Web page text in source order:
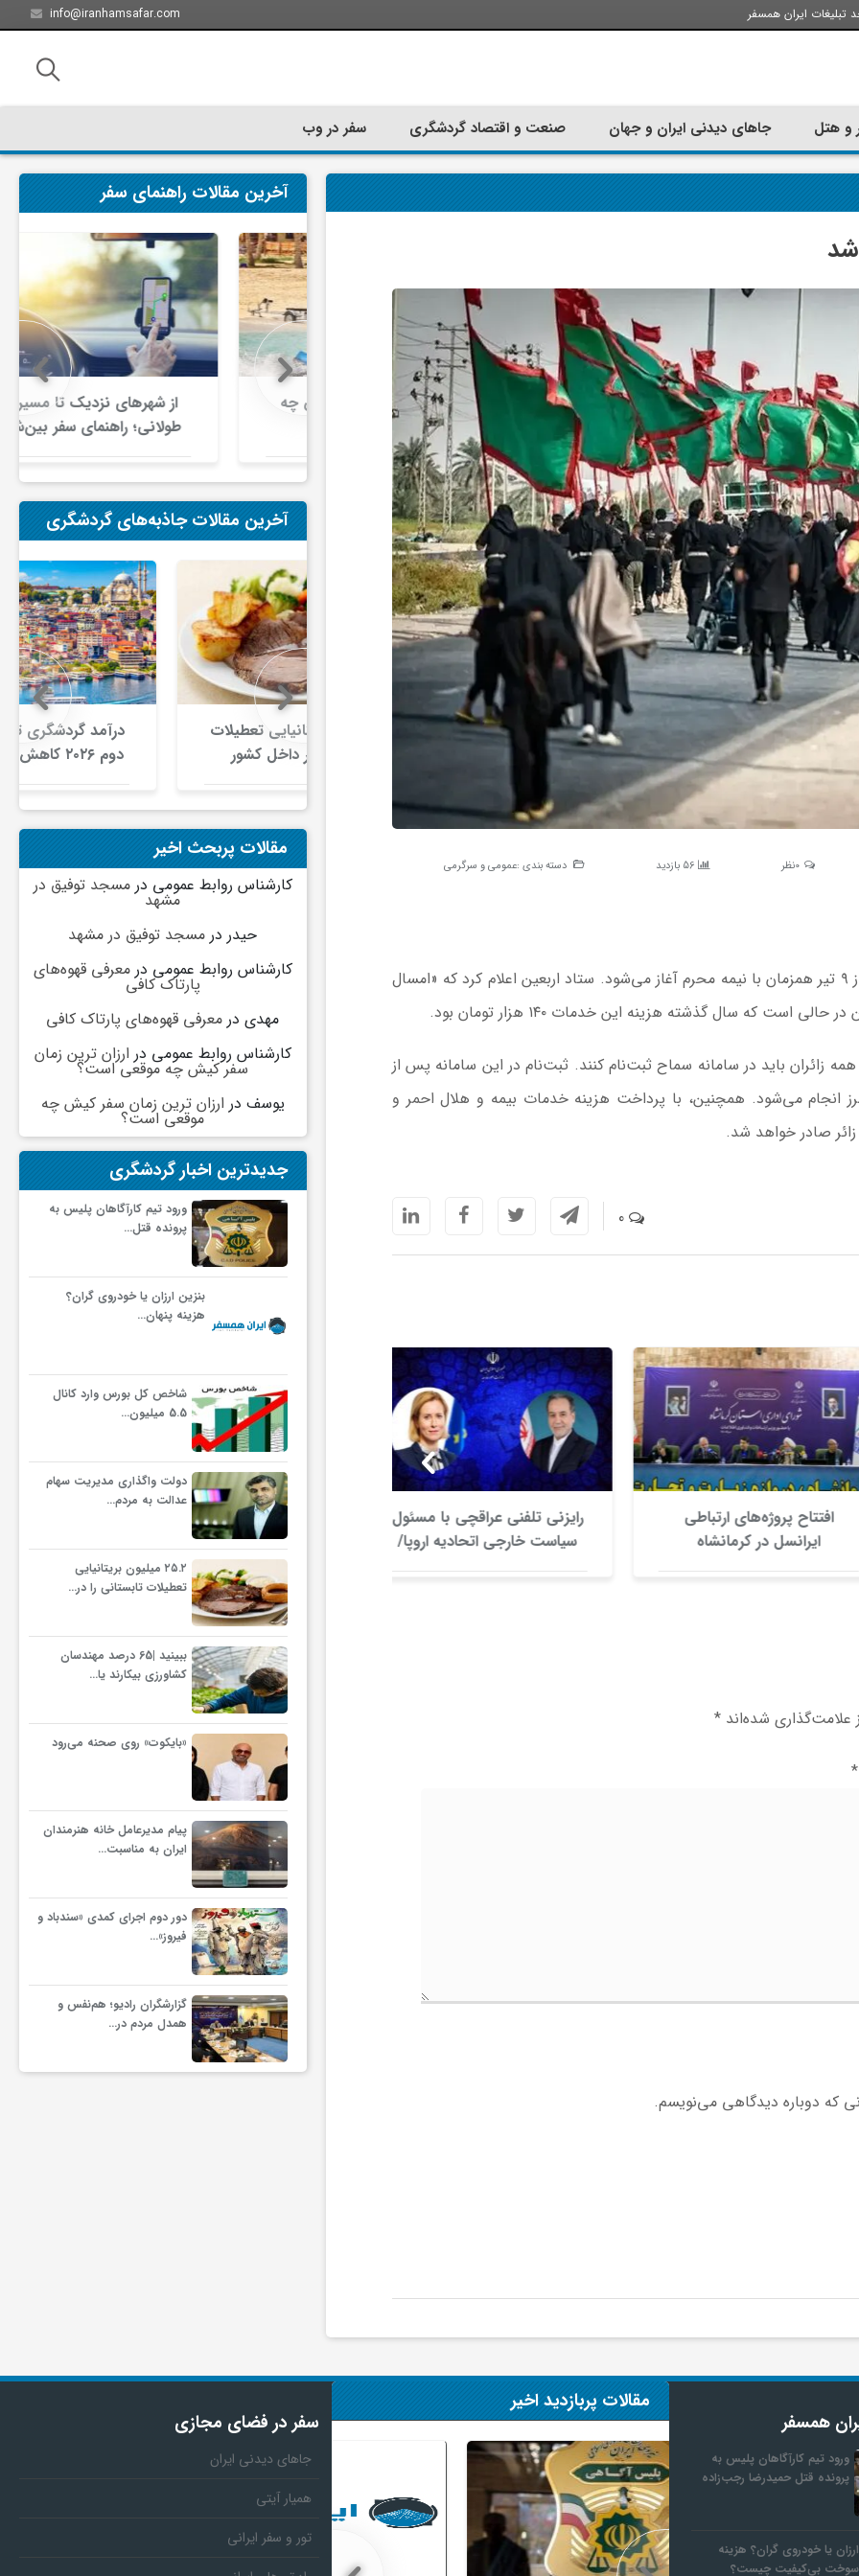
تبلیغات ایران همسفر info@iranhamsafar.com
و هتل جاهای دیدنی ایران و جهان صنعت و اقتصاد گردشگری سفر در وب
0نظر 56 بازدید دسته بندی :عمومی و سرگرمی
به گزارش اقتصاد آنلاین به نقل از فارس، ثبت‌نام اربعین از ۹ تیر همزمان با نیمه محرم آغاز می‌شود. ستاد اربعین اعلام کرد که «امسال
و همه زائران باید در سامانه سماح ثبت‌نام کنند. ثبت‌نام در این سامانه پس از
می‌شود. همچنین، با پرداخت هزینه خدمات بیمه و هلال احمر و
صادر خواهد شد.
0
افتتاح پروژه‌های ارتباطی
ایرانسل در کرمانشاه
رایزنی تلفنی عراقچی با مسئول
سیاست خارجی اتحادیه اروپا/
بررسی راه‌های کاهش تنش در
خبر مهم درباره صدور گواهینامه
موتورسیکلت بانوان + جزئیات
شده‌اند *
*
که دوباره دیدگاهی می‌نویسم.
آخرین مقالات راهنمای سفر
تجربه سفر با اتوبوس به استانبول؛
راهنمای سفرکامل
ارزان ترین زمان سفر کیش چه
موقعی است؟
از شهرهای نزدیک تا مسیرهای
طولانی؛ راهنمای سفر بین‌شهری
در ایران
آخرین مقالات جاذبه‌های گردشگری
تمام شهرهای بزرگ ایتالیا در
وضعیت هشدار قرمز قرار گرفتند/
موج گرمای بی‌سابقه، گردشگری و
زیرساخت‌های اروپا را تحت فشار
قرار داد
۲۵.۲ میلیون بریتانیایی تعطیلات
تابستانی را در داخل کشور
موتور جدید سفرهای داخلی
تبدیل شد
درآمد گردشگری ترکیه در سه‌ماهه
دوم ۲۰۲۶ کاهش یافت/ افت ۵.۱
درصدی شمار گردشگران در برابر
مقالات پربحث اخیر
کارشناس روابط عمومی درمسجد توفیق در
مشهد
حیدردر مسجد توفیق در مشهد
کارشناس روابط عمومی درمعرفی قهوه‌های
پارتاک کافی
مهدیدر معرفی قهوه‌های پارتاک کافی
کارشناس روابط عمومی در ارزان ترین زمان
سفر کیش چه موقعی است؟
یوسف در ارزان ترین زمان سفر کیش چه
موقعی است؟
جدیدترین اخبار گردشگری
ورود تیم کارآگاهان پلیس به
پرونده قتل…
بنزین ارزان یا خودروی گران؟
هزینه پنهان…
شاخص کل بورس وارد کانال
5.5 میلیون…
دولت واگذاری مدیریت سهام
عدالت به مردم…
۲۵.۲ میلیون بریتانیایی
تعطیلات تابستانی را در…
ببینید |65 درصد مهندسان
کشاورزی بیکارند یا…
«بایکوت» روی صحنه می‌رود
پیام مدیرعامل خانه هنرمندان
ایران به مناسبت…
دور دوم اجرای کمدی «سندباد و
فیروز»…
گزارشگران رادیو؛ هم‌نفس و
همدل مردم در…
همسفر
ورود تیم کارآگاهان پلیس به
پرونده قتل حمیدرضا رجب‌زاده
یا خودروی گران؟ هزینه
سوخت بی‌کیفیت چیست؟
مقالات پربازدید اخیر
سفر در فضای مجازی
جاهای دیدنی ایران
همیار آیتی
تور و سفر ایرانی